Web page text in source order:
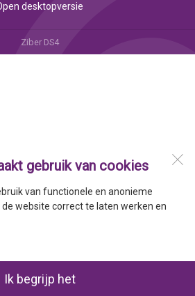
gebruik van cookies
van functionele en anonieme
website correct te laten werken en
Ik begrijp het
desktopversie
Ziber DS4